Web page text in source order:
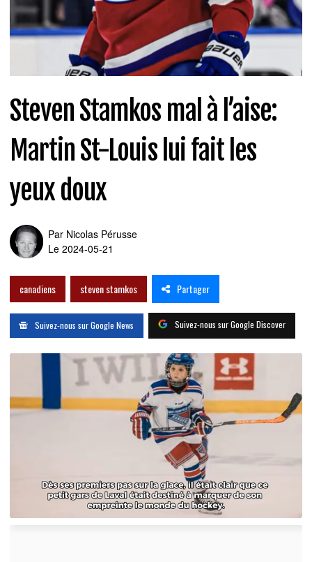
Steven Stamkos mal à l’aise:
Martin St-Louis lui fait les
yeux doux
Par Nicolas Pérusse
Le 2024-05-21
canadiens steven stamkos Partager
Suivez-nous sur Google News Suivez-nous sur Google Discover